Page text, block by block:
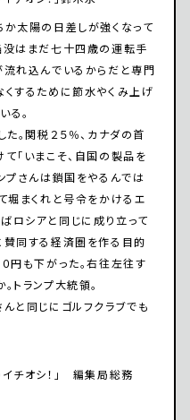
太陽の日差しが強くなって
没はまだ七十四歳の運転手
流れ込んでいるからだと専門
するために節水やくみ上げ
る。
。関税２５％、カナダの首
「いまこそ、自国の製品を
プさんは鎖国をやるんでは
堀まくれと号令をかけるエ
ロシアと同じに成り立って
賛同する経済圏を作る目的
円も下がった。右往左往す
トランプ大統領。
と同じにゴルフクラブでも
イチオシ！」 編集局総務